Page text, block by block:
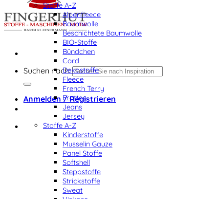
Suchen nach:
Anmelden / Registrieren
Stoffe A-Z
Alpenfleece
Baumwolle
Beschichtete Baumwolle
BIO-Stoffe
Bündchen
Cord
Dekostoffe
Fleece
French Terry
Frottee
Jeans
Jersey
Stoffe A-Z
Kinderstoffe
Musselin Gauze
Panel Stoffe
Softshell
Steppstoffe
Strickstoffe
Sweat